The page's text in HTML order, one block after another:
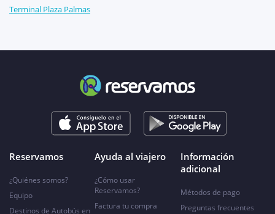
Terminal Plaza Palmas
Reservamos
¿Quiénes somos?
Equipo
Destinos de Autobús en
Ayuda al viajero
¿Cómo usar
Reservamos?
Factura tu compra
Información
adicional
Métodos de pago
Preguntas frecuentes